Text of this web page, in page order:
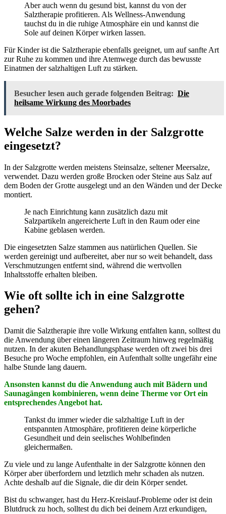
Aber auch wenn du gesund bist, kannst du von der
Salztherapie profitieren. Als Wellness-Anwendung
tauchst du in die ruhige Atmosphäre ein und kannst die
Sole auf deinen Körper wirken lassen.
Für Kinder ist die Salztherapie ebenfalls geeignet, um auf sanfte Art
zur Ruhe zu kommen und ihre Atemwege durch das bewusste
Einatmen der salzhaltigen Luft zu stärken.
Besucher lesen auch gerade folgenden Beitrag: Die
heilsame Wirkung des Moorbades
Welche Salze werden in der Salzgrotte
eingesetzt?
In der Salzgrotte werden meistens Steinsalze, seltener Meersalze,
verwendet. Dazu werden große Brocken oder Steine aus Salz auf
dem Boden der Grotte ausgelegt und an den Wänden und der Decke
montiert.
Je nach Einrichtung kann zusätzlich dazu mit
Salzpartikeln angereicherte Luft in den Raum oder eine
Kabine geblasen werden.
Die eingesetzten Salze stammen aus natürlichen Quellen. Sie
werden gereinigt und aufbereitet, aber nur so weit behandelt, dass
Verschmutzungen entfernt sind, während die wertvollen
Inhaltsstoffe erhalten bleiben.
Wie oft sollte ich in eine Salzgrotte
gehen?
Damit die Salztherapie ihre volle Wirkung entfalten kann, solltest du
die Anwendung über einen längeren Zeitraum hinweg regelmäßig
nutzen. In der akuten Behandlungsphase werden oft zwei bis drei
Besuche pro Woche empfohlen, ein Aufenthalt sollte ungefähr eine
halbe Stunde lang dauern.
Ansonsten kannst du die Anwendung auch mit Bädern und
Saunagängen kombinieren, wenn deine Therme vor Ort ein
entsprechendes Angebot hat.
Tankst du immer wieder die salzhaltige Luft in der
entspannten Atmosphäre, profitieren deine körperliche
Gesundheit und dein seelisches Wohlbefinden
gleichermaßen.
Zu viele und zu lange Aufenthalte in der Salzgrotte können den
Körper aber überfordern und letztlich mehr schaden als nutzen.
Achte deshalb auf die Signale, die dir dein Körper sendet.
Bist du schwanger, hast du Herz-Kreislauf-Probleme oder ist dein
Blutdruck zu hoch, solltest du dich bei deinem Arzt erkundigen,